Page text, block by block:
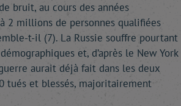
bruit, au cours des années
2 millions de personnes qualifiées
t-il (7). La Russie souffre pourtant
et, d’après le New York
aurait déjà fait dans les deux
tués et blessés, majoritairement